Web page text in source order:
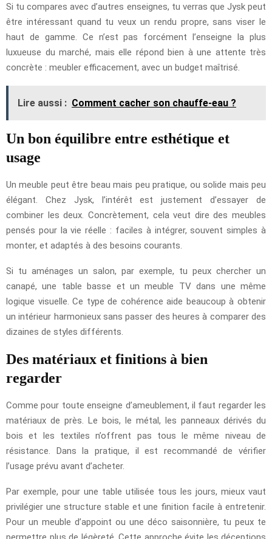
Si tu compares avec d’autres enseignes, tu verras que Jysk peut
être intéressant quand tu veux un rendu propre, sans viser le
haut de gamme. Ce n’est pas forcément l’enseigne la plus
luxueuse du marché, mais elle répond bien à une attente très
concrète : meubler efficacement, avec un budget maîtrisé.
Lire aussi : Comment cacher son chauffe-eau ?
Un bon équilibre entre esthétique et
usage
Un meuble peut être beau mais peu pratique, ou solide mais peu
élégant. Chez Jysk, l’intérêt est justement d’essayer de
combiner les deux. Concrètement, cela veut dire des meubles
pensés pour la vie réelle : faciles à intégrer, souvent simples à
monter, et adaptés à des besoins courants.
Si tu aménages un salon, par exemple, tu peux chercher un
canapé, une table basse et un meuble TV dans une même
logique visuelle. Ce type de cohérence aide beaucoup à obtenir
un intérieur harmonieux sans passer des heures à comparer des
dizaines de styles différents.
Des matériaux et finitions à bien
regarder
Comme pour toute enseigne d’ameublement, il faut regarder les
matériaux de près. Le bois, le métal, les panneaux dérivés du
bois et les textiles n’offrent pas tous le même niveau de
résistance. Dans la pratique, il est recommandé de vérifier
l’usage prévu avant d’acheter.
Par exemple, pour une table utilisée tous les jours, mieux vaut
privilégier une structure stable et une finition facile à entretenir.
Pour un meuble d’appoint ou une déco saisonnière, tu peux te